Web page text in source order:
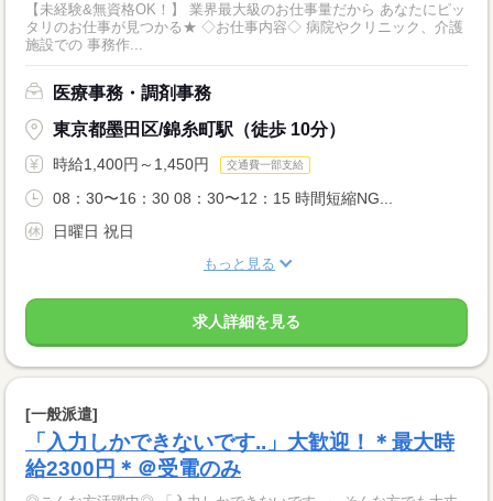
【未経験&無資格OK！】 業界最大級のお仕事量だから あなたにピッ
タリのお仕事が見つかる★ ◇お仕事内容◇ 病院やクリニック、介護
施設での 事務作...
医療事務・調剤事務
東京都墨田区/錦糸町駅（徒歩 10分）
時給1,400円～1,450円 交通費一部支給
08：30〜16：30 08：30〜12：15 時間短縮NG...
日曜日 祝日
もっと見る
求人詳細を見る
[一般派遣]
「入力しかできないです..」大歓迎！＊最大時
給2300円＊＠受電のみ